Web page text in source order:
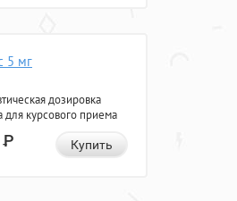
5 мг
дозировка
для курсового приема
Р Купить